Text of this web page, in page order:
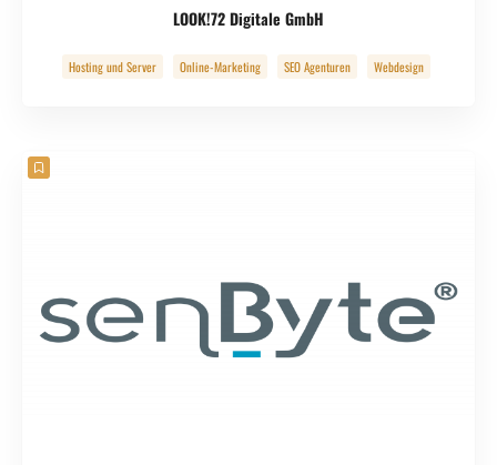
LOOK!72 Digitale GmbH
Hosting und Server Online-Marketing SEO Agenturen
Webdesign